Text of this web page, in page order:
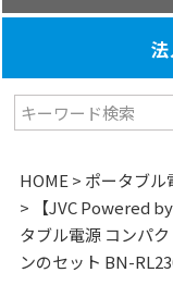
HOME
ポータブル
【JVC Powered
タブル電源 コンパ
ンのセット BN-